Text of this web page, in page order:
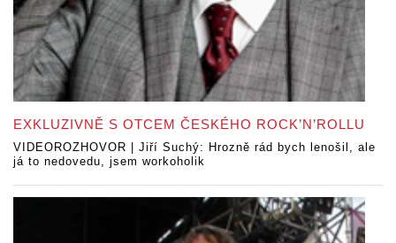
EXKLUZIVNĚ S OTCEM ČESKÉHO ROCK’N’ROLLU
VIDEOROZHOVOR | Jiří Suchý: Hrozně rád bych lenošil, ale
já to nedovedu, jsem workoholik